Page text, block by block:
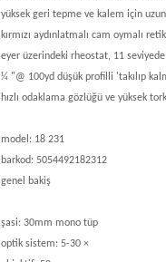
yüksek geri tepme ve kalem için uzun
kırmızı aydınlatmalı cam oymalı
eyer üzerindeki rheostat, 11
¼ "@ 100yd düşük profilli 'takılıp
hızlı odaklama gözlüğü ve yüksek
model: 18 231
barkod: 5054492182312
genel bakiş
şasi: 30mm mono tüp
optik sistem: 5-30 ×